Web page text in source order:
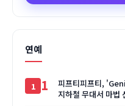
연예
1
피프티피프티,
지하철 무대서 마법